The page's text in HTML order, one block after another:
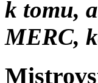
k tomu,
MERC,